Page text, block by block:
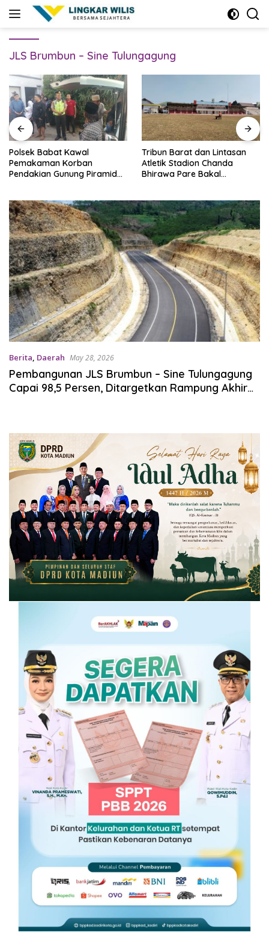
JLS Brumbun – Sine Tulungagung
Polsek Babat Kawal
Pemakaman Korban
Pendakian Gunung Piramid
Tribun Barat dan Lintasan
Atletik Stadion Chanda
Bhirawa Pare Bakal
Berita, Daerah May 28, 2026
Pembangunan JLS Brumbun – Sine Tulungagung
Capai 98,5 Persen, Ditargetkan Rampung Akhir